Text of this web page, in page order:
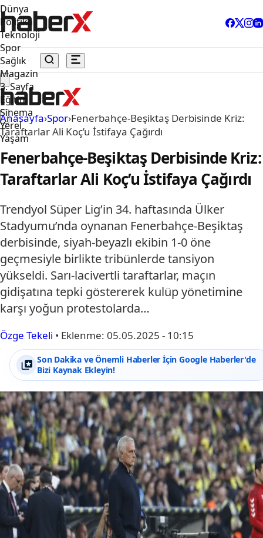
Dünya
Politika
Teknoloji
Spor
Sağlık
Magazin
3. Sayfa
Eğitim
Sinema
Yerel
Yaşam
Anasayfa›Spor›Fenerbahçe-Beşiktaş Derbisinde Kriz:
Taraftarlar Ali Koç’u İstifaya Çağırdı
Fenerbahçe-Beşiktaş Derbisinde Kriz:
Taraftarlar Ali Koç’u İstifaya Çağırdı
Trendyol Süper Lig’in 34. haftasında Ülker
Stadyumu’nda oynanan Fenerbahçe-Beşiktaş
derbisinde, siyah-beyazlı ekibin 1-0 öne
geçmesiyle birlikte tribünlerde tansiyon
yükseldi. Sarı-lacivertli taraftarlar, maçın
gidişatına tepki göstererek kulüp yönetimine
karşı yoğun protestolarda…
Özge Tekeli • Eklenme: 05.05.2025 - 10:15
Son Dakika ve Önemli Haberler İçin Google Haberler'de
Bizi Kaynak Ekleyin!